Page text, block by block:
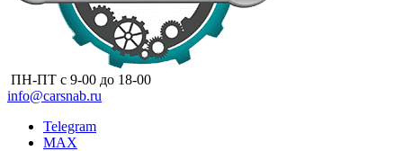
ПН-ПТ с 9-00 до 18-00
info@carsnab.ru
Telegram
MAX